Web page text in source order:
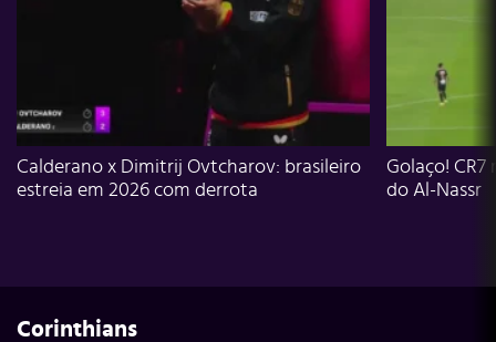
Calderano x Dimitrij Ovtcharov: brasileiro
estreia em 2026 com derrota
Golaço!
do Al-Nassr
Corinthians